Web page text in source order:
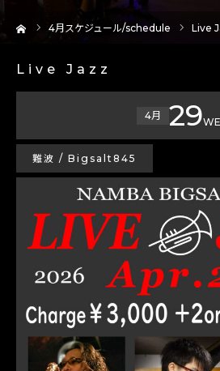
4月スケジュール/schedule Live
Live Jazz
4月 29
難波 / Bigsalt845